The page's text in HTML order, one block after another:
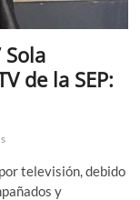
Sola
de la SEP:
televisión, debido
y